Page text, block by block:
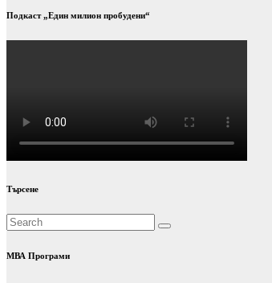
Подкаст „Един милион пробудени“
Търсене
МВА Програми